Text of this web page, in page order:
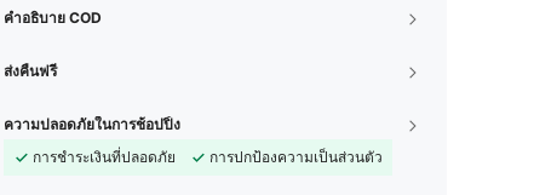
คำอธิบาย COD
ส่งคืนฟรี
ความปลอดภัยในการช้อปปิ้ง
การชำระเงินที่ปลอดภัย
การปกป้องความเป็นส่วนตัว